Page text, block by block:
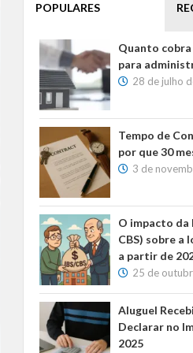
POPULARES
Quanto
para
28 de julho
Tempo de
por que 30
3 de
O impacto da
CBS) sobre a
a partir de
25 de
Aluguel
Declarar no
2025